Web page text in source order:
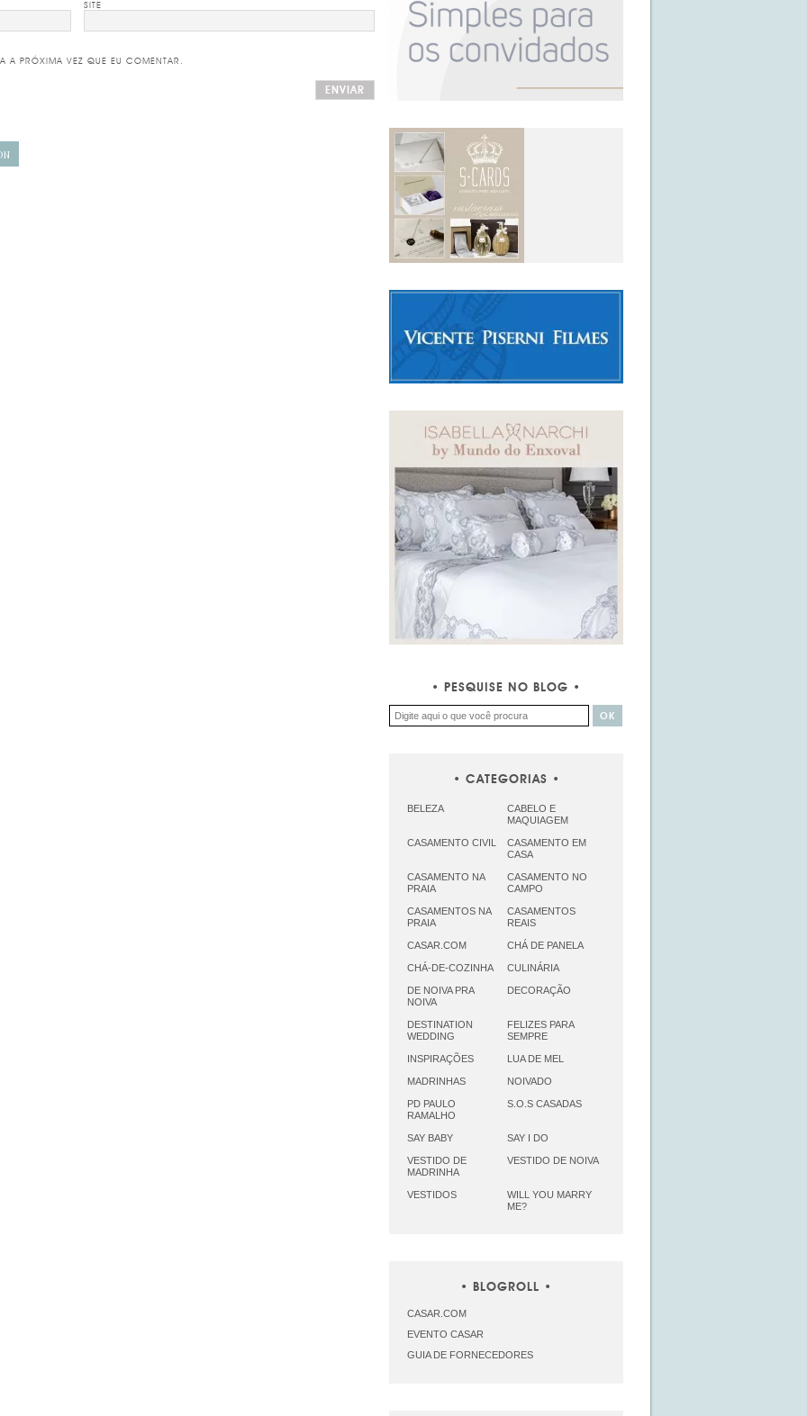
SITE
A PRÓXIMA VEZ QUE EU COMENTAR.
PESQUISE NO BLOG
CATEGORIAS
BELEZA
CABELO E
MAQUIAGEM
CASAMENTO CIVIL
CASAMENTO EM
CASA
CASAMENTO NA
PRAIA
CASAMENTO NO
CAMPO
CASAMENTOS NA
PRAIA
CASAMENTOS
REAIS
CASAR.COM CHÁ DE PANELA
CHÁ-DE-COZINHA CULINÁRIA
DE NOIVA PRA
NOIVA
DECORAÇÃO
DESTINATION
WEDDING
FELIZES PARA
SEMPRE
INSPIRAÇÕES LUA DE MEL
MADRINHAS NOIVADO
PD PAULO
RAMALHO
S.O.S CASADAS
SAY BABY SAY I DO
VESTIDO DE
MADRINHA
VESTIDO DE NOIVA
VESTIDOS
WILL YOU MARRY
ME?
BLOGROLL
CASAR.COM
EVENTO CASAR
GUIA DE FORNECEDORES